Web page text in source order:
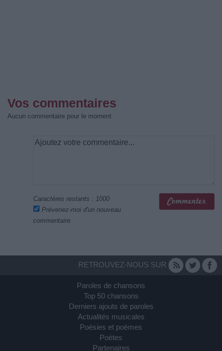
Vos commentaires
Aucun commentaire pour le moment
Caractères restants : 1000
Prévenez-moi d'un nouveau
commentaire
RETROUVEZ-NOUS SUR
Paroles de chansons
Top 50 chansons
Derniers ajouts de paroles
Actualités musicales
Poésies et poèmes
Poètes
Partenaires